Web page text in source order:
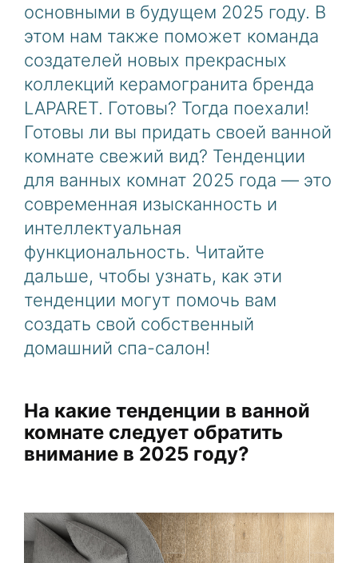
основными в будущем 2025 году. В
этом нам также поможет команда
создателей новых прекрасных
коллекций керамогранита бренда
LAPARET. Готовы? Тогда поехали!
Готовы ли вы придать своей ванной
комнате свежий вид? Тенденции
для ванных комнат 2025 года — это
современная изысканность и
интеллектуальная
функциональность. Читайте
дальше, чтобы узнать, как эти
тенденции могут помочь вам
создать свой собственный
домашний спа-салон!
На какие тенденции в ванной
комнате следует обратить
внимание в 2025 году?